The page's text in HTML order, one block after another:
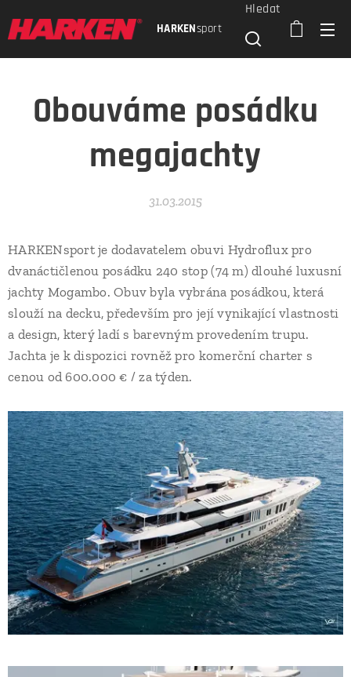
HARKENsport
Hledat
Obouváme posádku
megajachty
31.03.2015
HARKENsport je dodavatelem obuvi Hydroflux pro
dvanáctičlenou posádku 240 stop (74 m) dlouhé luxusní
jachty Mogambo. Obuv byla vybrána posádkou, která
slouží na decku, především pro její vynikající vlastnosti
a design, který ladí s barevným provedením trupu.
Jachta je k dispozici rovněž pro komerční charter s
cenou od 600.000 € / za týden.